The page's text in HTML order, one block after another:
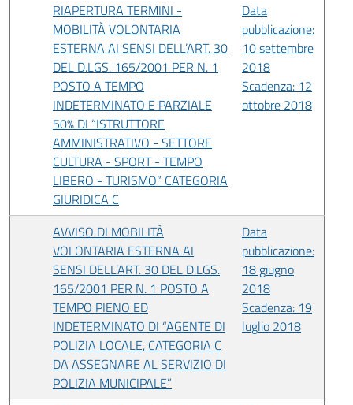
RIAPERTURA TERMINI -
MOBILITÀ VOLONTARIA
ESTERNA AI SENSI DELL’ART. 30
DEL D.LGS. 165/2001 PER N. 1
POSTO A TEMPO
INDETERMINATO E PARZIALE
50% DI “ISTRUTTORE
AMMINISTRATIVO - SETTORE
CULTURA - SPORT - TEMPO
LIBERO - TURISMO” CATEGORIA
GIURIDICA C
Data
pubblicazione:
10 settembre
2018
Scadenza: 12
ottobre 2018
AVVISO DI MOBILITÀ
VOLONTARIA ESTERNA AI
SENSI DELL’ART. 30 DEL D.LGS.
165/2001 PER N. 1 POSTO A
TEMPO PIENO ED
INDETERMINATO DI “AGENTE DI
POLIZIA LOCALE, CATEGORIA C
DA ASSEGNARE AL SERVIZIO DI
POLIZIA MUNICIPALE”
Data
pubblicazione:
18 giugno
2018
Scadenza: 19
luglio 2018